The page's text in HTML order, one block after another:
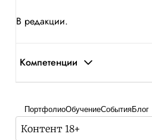
В редакции.
Компетенции
ПортфолиоОбучениеСобытияБлог
Контент 18+